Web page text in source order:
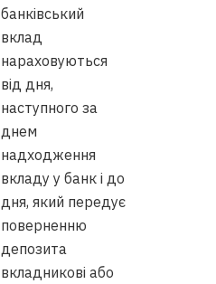
банківський
вклад
нараховуються
від дня,
наступного за
днем
надходження
вкладу у банк і до
дня, який передує
поверненню
депозита
вкладникові або